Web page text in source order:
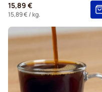
15,89 €
15,89 €/ kg.